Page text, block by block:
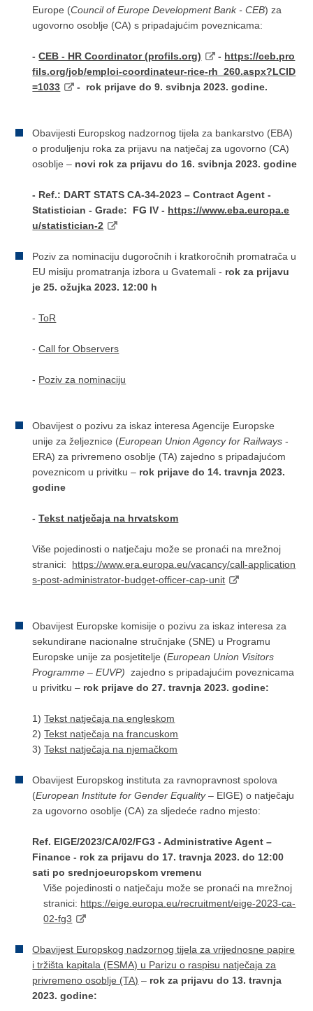
Europe (Council of Europe Development Bank - CEB) za
ugovorno osoblje (CA) s pripadajućim poveznicama:
-CEB - HR Coordinator (profils.org) - https://ceb.pro
fils.org/job/emploi-coordinateur-rice-rh_260.aspx?LCID
=1033
- rok prijave do 9. svibnja 2023. godine.
Obavijesti Europskog nadzornog tijela za bankarstvo (EBA)
o produljenju roka za prijavu na natječaj za ugovorno (CA)
osoblje – novi rok za prijavu do 16. svibnja 2023. godine
- Ref.: DART STATS CA-34-2023 – Contract Agent -
Statistician - Grade: FG IV - https://www.eba.europa.e
u/statistician-2
Poziv za nominaciju dugoročnih i kratkoročnih promatrača u
EU misiju promatranja izbora u Gvatemali - rok za prijavu
je 25. ožujka 2023. 12:00 h
-ToR
-Call for Observers
- Poziv za nominaciju
Obavijest o pozivu za iskaz interesa Agencije Europske
unije za željeznice (European Union Agency for Railways -
ERA) za privremeno osoblje (TA) zajedno s pripadajućom
poveznicom u privitku – rok prijave do 14. travnja 2023.
godine
-Tekst natječaja na hrvatskom
Više pojedinosti o natječaju može se pronaći na mrežnoj
stranici: https://www.era.europa.eu/vacancy/call-application
s-post-administrator-budget-officer-cap-unit
Obavijest Europske komisije o pozivu za iskaz interesa za
sekundirane nacionalne stručnjake (SNE) u Programu
Europske unije za posjetitelje (European Union Visitors
Programme – EUVP) zajedno s pripadajućim poveznicama
u privitku – rok prijave do 27. travnja 2023. godine:
1)Tekst natječaja na engleskom
2)Tekst natječaja na francuskom
3)Tekst natječaja na njemačkom
Obavijest Europskog instituta za ravnopravnost spolova
(European Institute for Gender Equality– EIGE) o natječaju
za ugovorno osoblje (CA) za sljedeće radno mjesto:
Ref. EIGE/2023/CA/02/FG3 - Administrative Agent –
Finance - rok za prijavu do 17. travnja 2023. do 12:00
sati po srednjoeuropskom vremenu
Više pojedinosti o natječaju može se pronaći na mrežnoj
stranici: https://eige.europa.eu/recruitment/eige-2023-ca-
02-fg3
Obavijest Europskog nadzornog tijela za vrijednosne papire
i tržišta kapitala (ESMA) u Parizu o raspisu natječaja za
privremeno osoblje (TA) – rok za prijavu do 13. travnja
2023. godine: